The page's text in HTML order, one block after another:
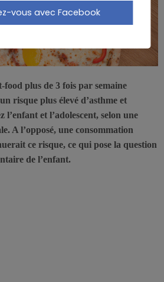
plus de 3 fois par semaine
risque plus élevé d’asthme et
l’enfant et l’adolescent, selon une
A l’opposé, une consommation
ce risque, ce qui pose la question
de l’enfant.
vous avec Facebook